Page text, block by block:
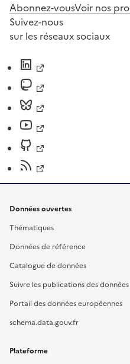
Abonnez-vousVoir nos
Suivez-nous
sur les réseaux sociaux
Données ouvertes
Thématiques
Données de référence
Catalogue de données
Suivre les publications des données
Portail des données européennes
schema.data.gouv.fr
Plateforme